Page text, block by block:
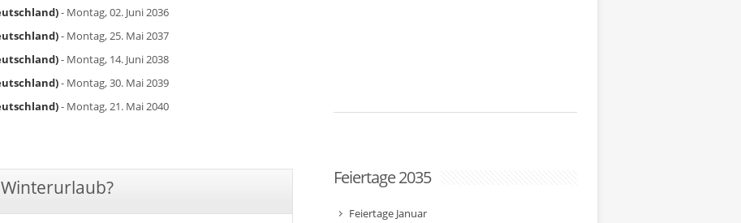
- Montag, 02. Juni 2036
- Montag, 25. Mai 2037
- Montag, 14. Juni 2038
- Montag, 30. Mai 2039
- Montag, 21. Mai 2040
Feiertage 2035
Feiertage Januar